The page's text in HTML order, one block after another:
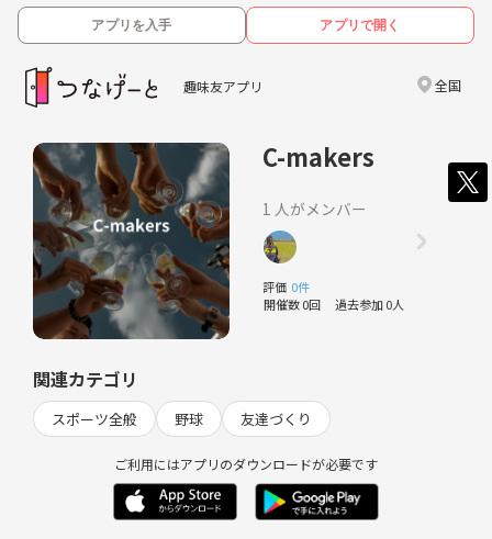
アプリを入手 アプリで開く
趣味友アプリ 全国
C-makers
1 人がメンバー
評価 0件
開催数 0回 過去参加 0人
関連カテゴリ
スポーツ全般 野球 友達づくり
ご利用にはアプリのダウンロードが必要です